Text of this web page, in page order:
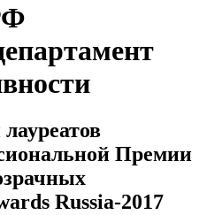
Премии
Russia-2017